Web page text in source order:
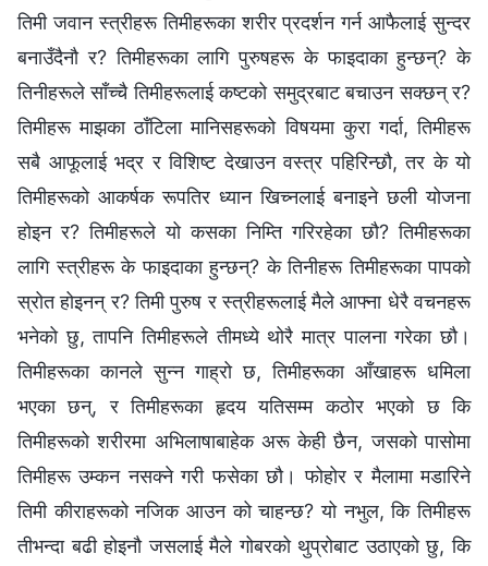
तिमी जवान स्त्रीहरू तिमीहरूका शरीर प्रदर्शन गर्न आफैलाई सुन्दर
बनाउँदैनौ र? तिमीहरूका लागि पुरुषहरू के फाइदाका हुन्छन्? के
तिनीहरूले साँच्चै तिमीहरूलाई कष्टको समुद्रबाट बचाउन सक्छन् र?
तिमीहरू माझका ठाँटिला मानिसहरूको विषयमा कुरा गर्दा, तिमीहरू
सबै आफूलाई भद्र र विशिष्ट देखाउन वस्त्र पहिरिन्छौ, तर के यो
तिमीहरूको आकर्षक रूपतिर ध्यान खिच्‍नलाई बनाइने छली योजना
होइन र? तिमीहरूले यो कसका निम्ति गरिरहेका छौ? तिमीहरूका
लागि स्‍त्रीहरू के फाइदाका हुन्छन्? के तिनीहरू तिमीहरूका पापको
स्रोत होइनन् र? तिमी पुरुष र स्त्रीहरूलाई मैले आफ्ना धेरै वचनहरू
भनेको छु, तापनि तिमीहरूले तीमध्ये थोरै मात्र पालना गरेका छौ।
तिमीहरूका कानले सुन्न गाह्रो छ, तिमीहरूका आँखाहरू धमिला
भएका छन्, र तिमीहरूका हृदय यतिसम्म कठोर भएको छ कि
तिमीहरूको शरीरमा अभिलाषाबाहेक अरू केही छैन, जसको पासोमा
तिमीहरू उम्कन नसक्ने गरी फसेका छौ। फोहोर र मैलामा मडारिने
तिमी कीराहरूको नजिक आउन को चाहन्छ? यो नभुल, कि तिमीहरू
तीभन्दा बढी होइनौ जसलाई मैले गोबरको थुप्रोबाट उठाएको छु, कि